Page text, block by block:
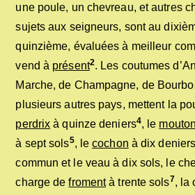
une poule, un chevreau, et autres
sujets aux seigneurs, sont au
quinzième, évaluées à meilleur
vend à présent2. Les coutumes
Marche, de Champagne, de
plusieurs autres pays, mettent la
perdrix à quinze deniers4, le mouton
à sept sols5, lecochon à dix
commun et le veau à dix sols, le
charge defromentà trente sols7, la